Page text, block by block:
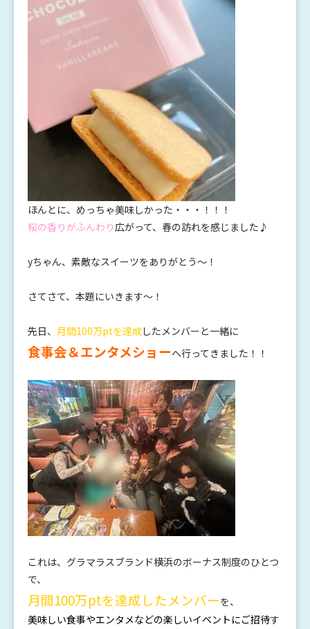
ほんとに、めっちゃ美味しかった・・・！！！
桜の香りがふんわり広がって、春の訪れを感じました♪
yちゃん、素敵なスイーツをありがとう～！
さてさて、本題にいきます～！
先日、 月間100万ptを達成したメンバーと一緒に
食事会＆エンタメショーへ行ってきました！！
これは、グラマラスブランド横浜のボーナス制度のひとつ
で、
月間100万ptを達成したメンバーを、
美味しい食事やエンタメなどの楽しいイベントにご招待す